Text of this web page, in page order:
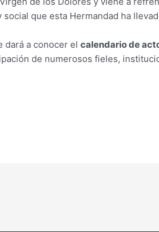
que esta Hermandad ha
dará a conocer el calendario de
de numerosos fieles,